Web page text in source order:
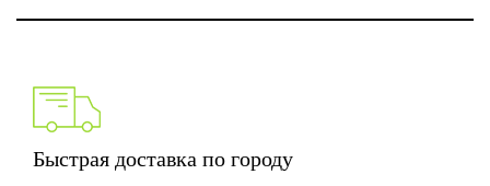
Быстрая доставка по городу